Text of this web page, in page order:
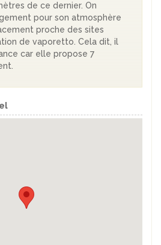
de ce dernier. On
pour son atmosphère
proche des sites
de vaporetto. Cela dit, il
car elle propose 7